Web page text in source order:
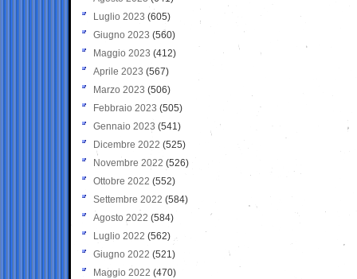
Luglio 2023 (605)
Giugno 2023 (560)
Maggio 2023 (412)
Aprile 2023 (567)
Marzo 2023 (506)
Febbraio 2023 (505)
Gennaio 2023 (541)
Dicembre 2022 (525)
Novembre 2022 (526)
Ottobre 2022 (552)
Settembre 2022 (584)
Agosto 2022 (584)
Luglio 2022 (562)
Giugno 2022 (521)
Maggio 2022 (470)